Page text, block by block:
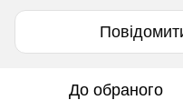
До обраного